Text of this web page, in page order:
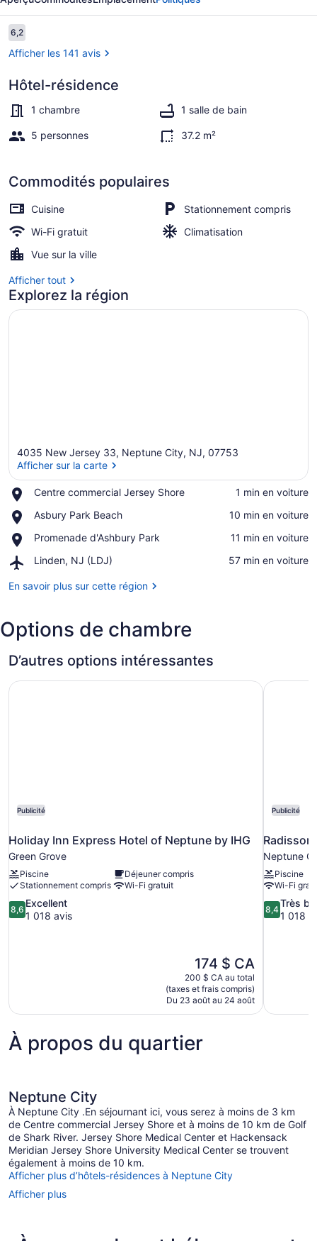
Neptune
Avis
6,26,2 sur 10 –
Afficher les 141 avis
Hôtel-résidence
1 chambre 1 salle de bain
5 personnes 37.2 m²
Commodités populaires
Cuisine
Stationnement compris
Wi-Fi gratuit
Climatisation
Vue sur la ville
Afficher tout
Explorez la région
4035 New Jersey 33, Neptune City, NJ, 07753
Afficher sur la carte
Centre commercial Jersey Shore
Place,
commercial
Shore
‪1 min en voiture‬
Asbury Park Beach
Place,
Park
‪10 min en voiture‬
Promenade d'Ashbury Park
Place,
d'Ashbury
‪11 min en voiture‬
Linden, NJ (LDJ)
Airport,
NJ
‪57 min en voiture‬
En savoir plus sur cette région
Options de chambre
D’autres options intéressantes
Publicité
Holiday Inn Express Hotel of Neptune by IHG
Green Grove
Piscine
Déjeuner compris
Stationnement compris
Wi-Fi gratuit
8.6
sur
8,6
Excellent
1 018 avis
Le
prix
est
de
174 $ CA
174 $ CA
200 $ CA au total
(taxes et frais compris)
Du 23 août au 24 août
Holiday Inn Express Hotel of Neptune by IHG
Publicité
Neptune
Piscine
Wi-Fi
8.4
sur
8,4
Très
1 018
Radisson
À propos du quartier
Neptune City
À Neptune City .En séjournant ici, vous serez à moins de 3 km
de Centre commercial Jersey Shore et à moins de 10 km de Golf
de Shark River. Jersey Shore Medical Center et Hackensack
Meridian Jersey Shore University Medical Center se trouvent
également à moins de 10 km.
Afficher plus d’hôtels-résidences à Neptune City
Afficher plus